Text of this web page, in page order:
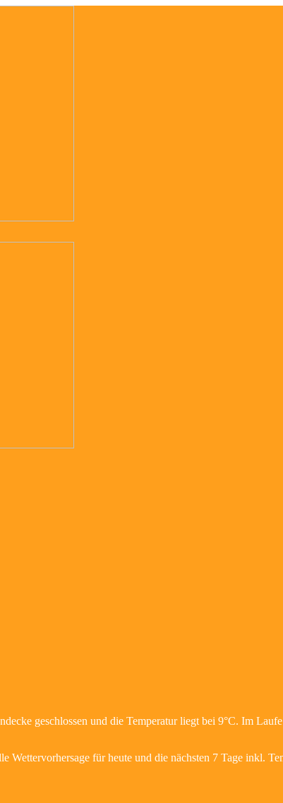
geschlossen und die Temperatur liegt bei 9°C. Im
Wettervorhersage für heute und die nächsten 7 Tage inkl.